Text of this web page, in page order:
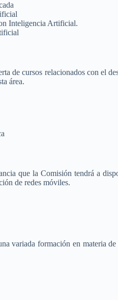
Inteligencia Artificial.
de cursos relacionados con el
área.
que la Comisión tendrá a
de redes móviles.
variada formación en materia